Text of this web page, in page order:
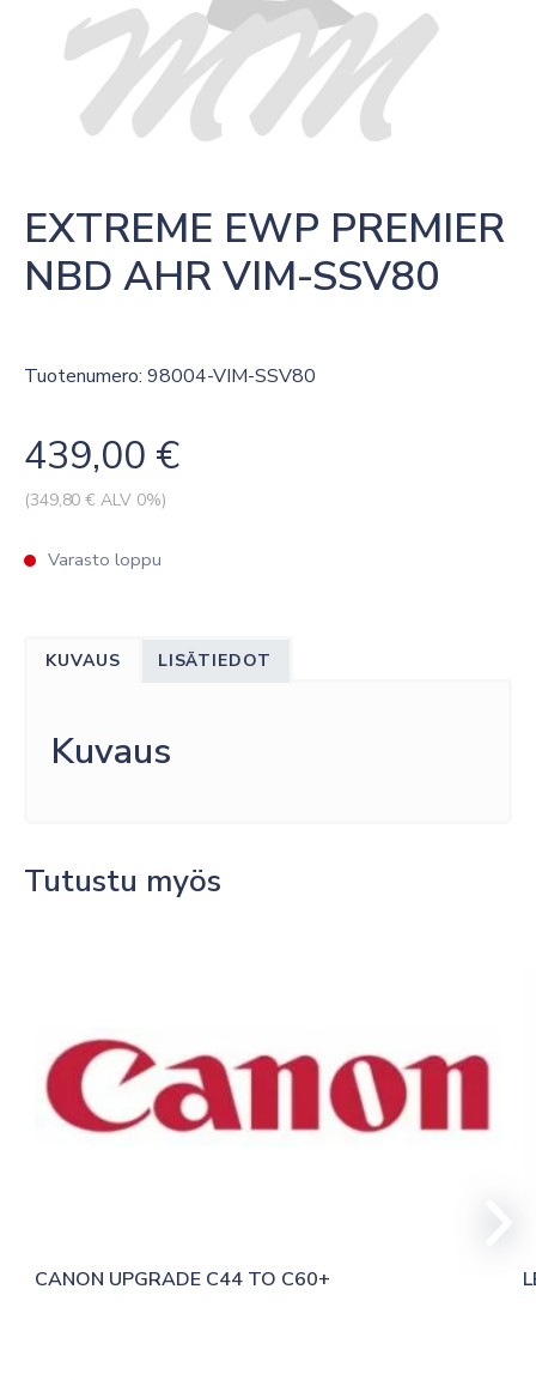
EXTREME EWP PREMIER
NBD AHR VIM-SSV80
Tuotenumero: 98004-VIM-SSV80
439,00 €
(349,80 € ALV 0%)
Varasto loppu
KUVAUS LISÄTIEDOT
Kuvaus
Tutustu myös
CANON UPGRADE C44 TO C60+